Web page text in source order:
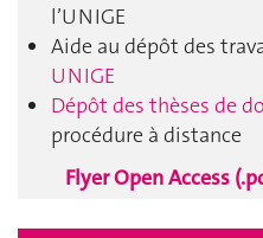
l’UNIGE
Aide au dépôt des
UNIGE
Dépôt des thèses de
procédure à distance
Flyer Open Access